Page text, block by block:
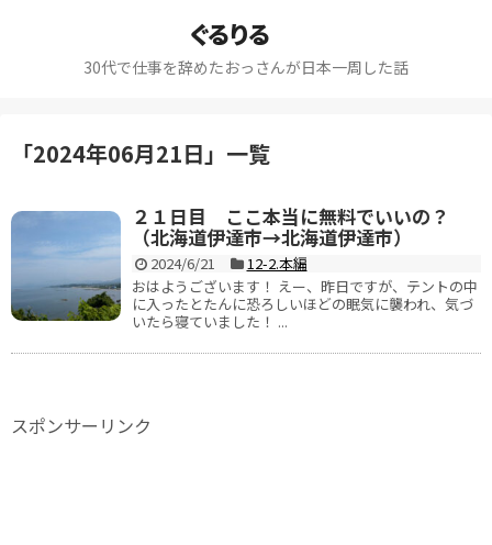
ぐるりる
30代で仕事を辞めたおっさんが日本一周した話
「2024年06月21日」 一覧
２１日目 ここ本当に無料でいいの？
（北海道伊達市→北海道伊達市）
2024/6/21
12-2.本編
おはようございます！ えー、昨日ですが、テントの中
に入ったとたんに恐ろしいほどの眠気に襲われ、気づ
いたら寝ていました！ ...
スポンサーリンク